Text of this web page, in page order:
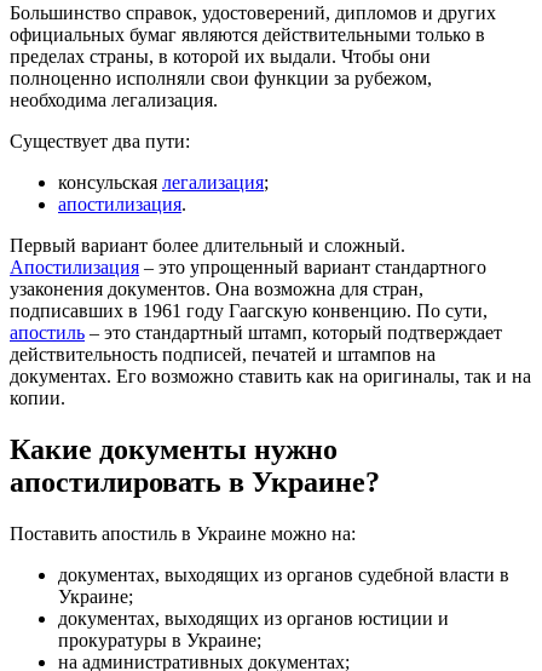
Большинство справок, удостоверений, дипломов и других
официальных бумаг являются действительными только в
пределах страны, в которой их выдали. Чтобы они
полноценно исполняли свои функции за рубежом,
необходима легализация.
Существует два пути:
консульская легализация;
апостилизация.
Первый вариант более длительный и сложный.
Апостилизация – это упрощенный вариант стандартного
узаконения документов. Она возможна для стран,
подписавших в 1961 году Гаагскую конвенцию. По сути,
апостиль – это стандартный штамп, который подтверждает
действительность подписей, печатей и штампов на
документах. Его возможно ставить как на оригиналы, так и на
копии.
Какие документы нужно
апостилировать в Украине?
Поставить апостиль в Украине можно на:
документах, выходящих из органов судебной власти в
Украине;
документах, выходящих из органов юстиции и
прокуратуры в Украине;
на административных документах;